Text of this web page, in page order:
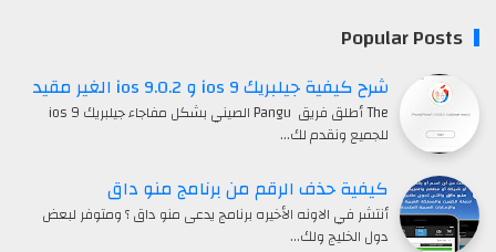
Popular Posts
شرح كيفية جيلبريك ios 9 و ios 9.0.2 الغير مقيد
The أطلق فريق Pangu الصيني بشكل مفاجاء جيلبريك ios 9
للجميع ونقدم لك…
كيفية حذف الرقم من برنامج منو داق
أنتشر في الاونه الأخيره برنامج يدعى منو داق ؟ ومتوفر لبعض
دول الخليج ولك…